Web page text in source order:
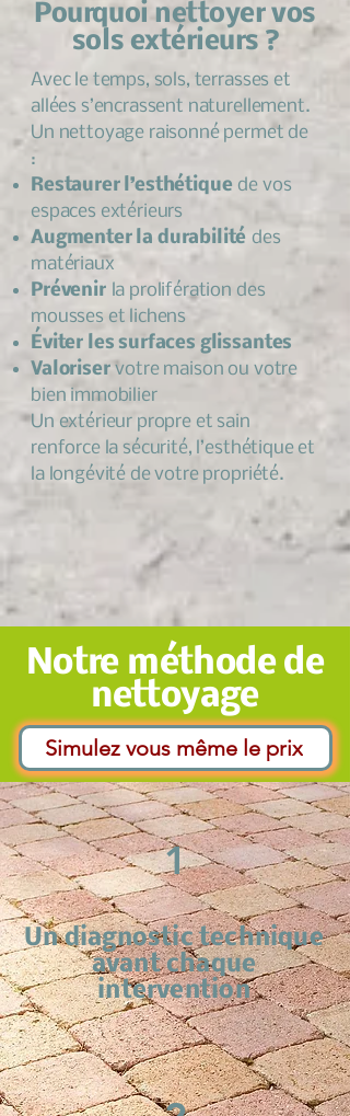
Pourquoi nettoyer vos
sols extérieurs ?
Avec le temps, sols, terrasses et
allées s’encrassent naturellement.
Un nettoyage raisonné permet de
:
Restaurer l’esthétique de vos
espaces extérieurs
Augmenter la durabilité des
matériaux
Prévenir la prolifération des
mousses et lichens
Éviter les surfaces glissantes
Valoriservotre maison ou votre
bien immobilier
Un extérieur propre et sain
renforce la sécurité, l’esthétique et
la longévité de votre propriété.
Notre méthode de
nettoyage
Simulez vous même le prix
1
Un diagnostic technique
avant chaque
intervention